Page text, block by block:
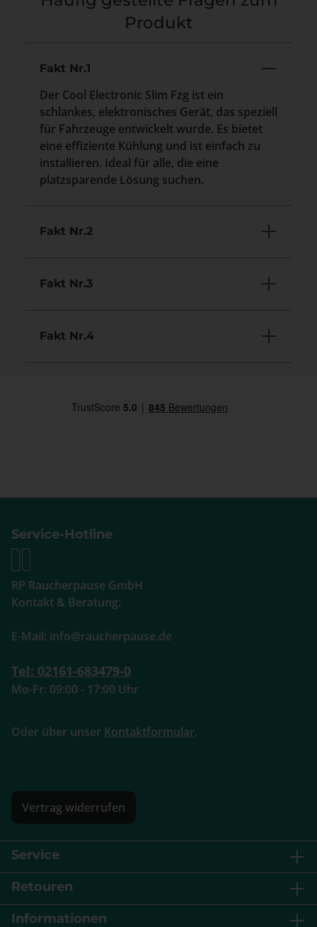
Produkt
Fakt Nr.1
Der Cool Electronic Slim Fzg ist ein
schlankes, elektronisches Gerät, das speziell
für Fahrzeuge entwickelt wurde. Es bietet
eine effiziente Kühlung und ist einfach zu
installieren. Ideal für alle, die eine
platzsparende Lösung suchen.
Fakt Nr.2
Fakt Nr.3
Fakt Nr.4
Service-Hotline
RP Raucherpause GmbH
Kontakt & Beratung:
E-Mail: info@raucherpause.de
Tel: 02161-683479-0
Mo-Fr: 09:00 - 17:00 Uhr
Oder über unser Kontaktformular.
Vertrag widerrufen
Service
Retouren
Informationen